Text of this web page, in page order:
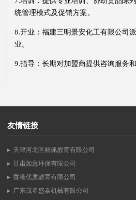
统管理模式及促销方案。
8.开业：福建三明景安化工有限公司
业。
9.指导：长期对加盟商提供咨询服务和
友情链接
天津河北区精佩教育有限公司
甘肃如意环保有限公司
香港优质教育有限公司
广东茂名盛泰机械有限公司